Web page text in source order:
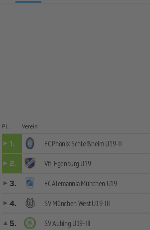
Pl. Verein
1. FC Phönix Schleißheim U19-II
2.
VfL Egenburg U19
3.
FC Alemannia München U19
4.
SV München West U19-III
5.
SV Aubing U19-III